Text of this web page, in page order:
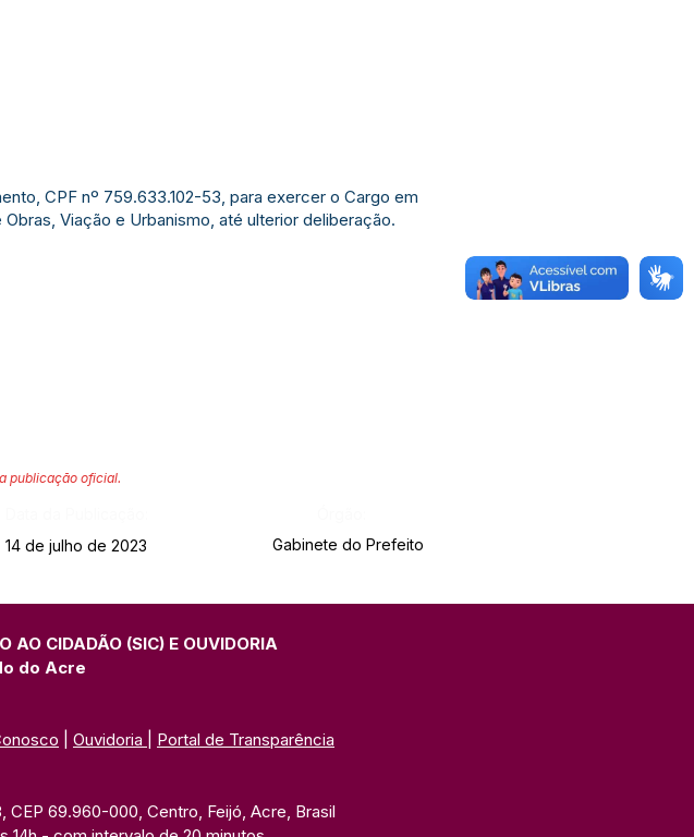
CPF nº 759.633.102-53, para exercer o Cargo em
Viação e Urbanismo, até ulterior deliberação.
publicação oficial.
14 de julho de 2023 Gabinete do Prefeito
AO CIDADÃO (SIC) E OUVIDORIA
do Acre
Ouvidoria Portal de Transparência
CEP 69.960-000, Centro, Feijó, Acre, Brasil